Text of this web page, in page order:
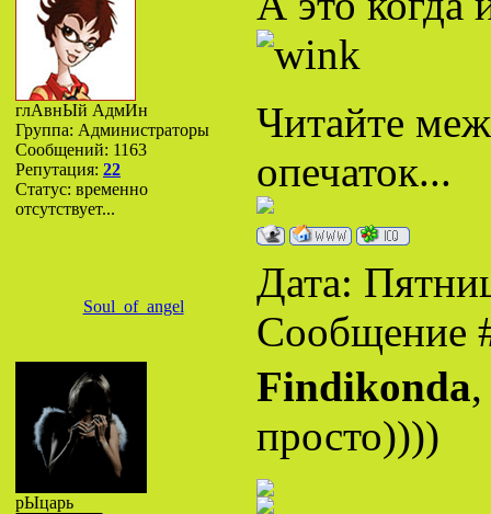
глАвнЫй АдмИн
Группа: Администраторы
Сообщений: 1163
Репутация: 22
Статус: временно
отсутствует...
Читайте
опечаток...
Soul_of_angel
Дата:
Сообщение
рЫцарь
Findikonda
просто))))